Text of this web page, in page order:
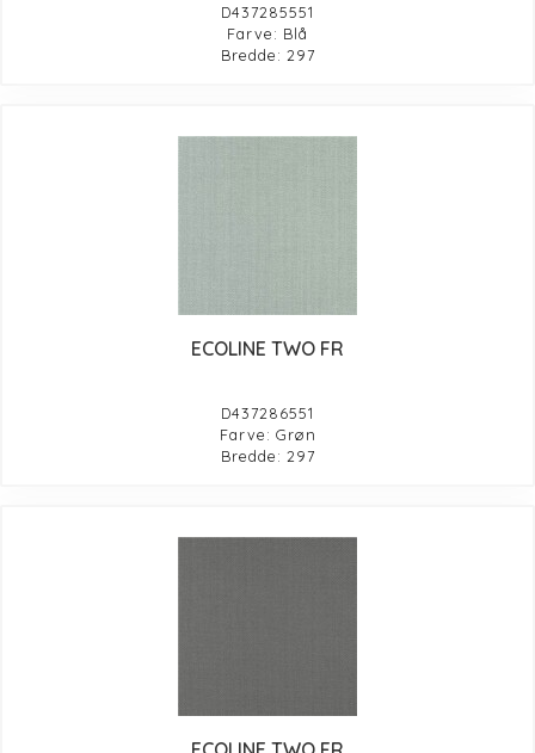
D437285551
Farve: Blå
Bredde: 297
ECOLINE TWO FR
D437286551
Farve: Grøn
Bredde: 297